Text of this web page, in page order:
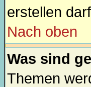
erstellen
Nach oben
Was sind
Themen